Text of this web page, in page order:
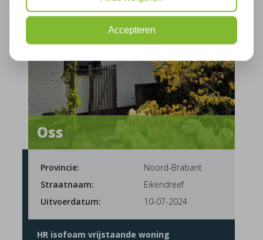
Oss
Provincie:
Noord-Brabant
Straatnaam:
Eikendreef
Uitvoerdatum:
10-07-2024
HR isofoam vrijstaande woning
Accepteren